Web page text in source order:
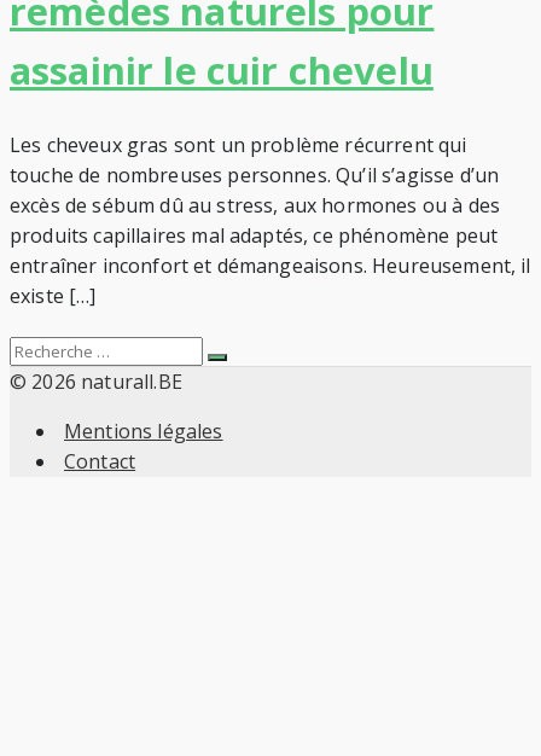
remèdes naturels pour
assainir le cuir chevelu
Les cheveux gras sont un problème récurrent qui
touche de nombreuses personnes. Qu’il s’agisse d’un
excès de sébum dû au stress, aux hormones ou à des
produits capillaires mal adaptés, ce phénomène peut
entraîner inconfort et démangeaisons. Heureusement, il
existe […]
Search
for:
Recherche
© 2026 naturall.BE
Mentions légales
Contact